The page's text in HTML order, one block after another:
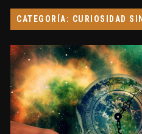
CATEGORÍA: CURIOSIDAD